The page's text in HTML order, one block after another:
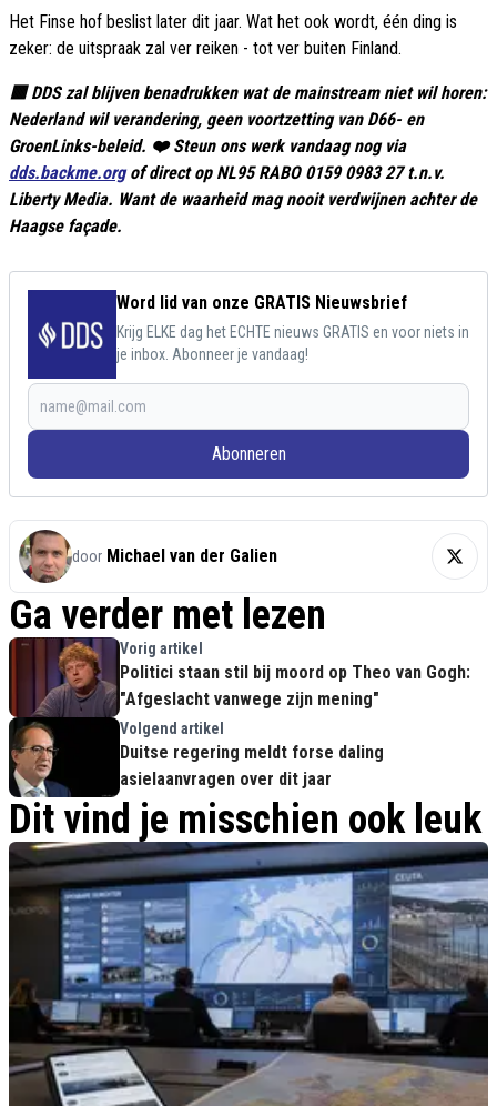
Het Finse hof beslist later dit jaar. Wat het ook wordt, één ding is
zeker: de uitspraak zal ver reiken - tot ver buiten Finland.
🟥 DDS zal blijven benadrukken wat de mainstream niet wil horen:
Nederland wil verandering, geen voortzetting van D66- en
GroenLinks-beleid. ❤️ Steun ons werk vandaag nog via
dds.backme.orgof direct op NL95 RABO 0159 0983 27 t.n.v.
Liberty Media. Want de waarheid mag nooit verdwijnen achter de
Haagse façade.
Word lid van onze GRATIS Nieuwsbrief
Krijg ELKE dag het ECHTE nieuws GRATIS en voor niets in
je inbox. Abonneer je vandaag!
Abonneren
door Michael van der Galien
Ga verder met lezen
Vorig artikel
Politici staan stil bij moord op Theo van Gogh:
"Afgeslacht vanwege zijn mening"
Volgend artikel
Duitse regering meldt forse daling
asielaanvragen over dit jaar
Dit vind je misschien ook leuk